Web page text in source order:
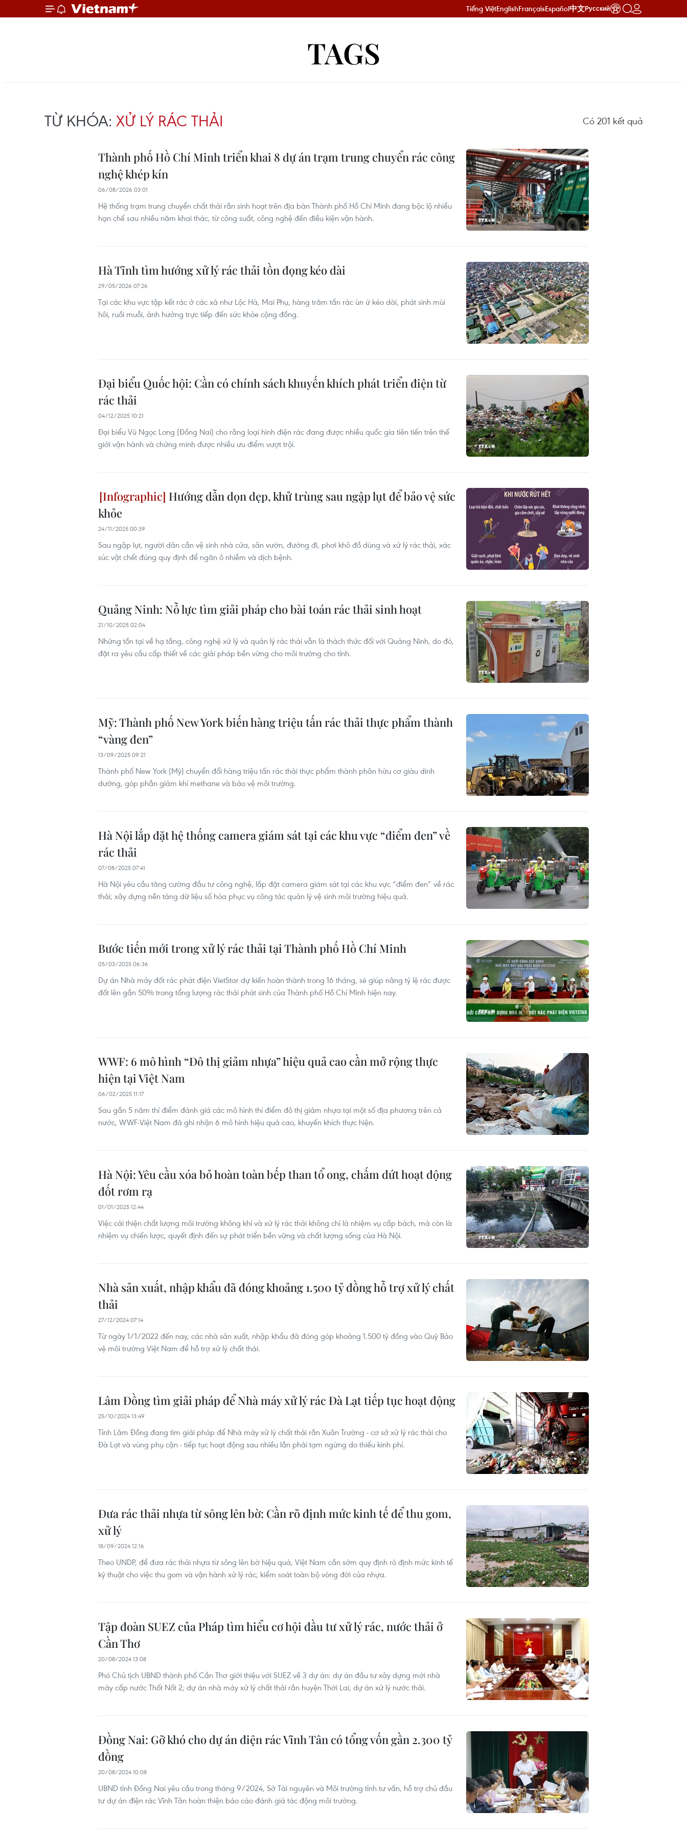
Tiếng ViệtEnglishFrançaisEspañol中文Русский
TAGS
TỪ KHÓA: XỬ LÝ RÁC THẢI Có 201 kết quả
Thành phố Hồ Chí Minh triển khai 8 dự án trạm trung chuyển rác công
nghệ khép kín
06/08/2026 03:01
Hệ thống trạm trung chuyển chất thải rắn sinh hoạt trên địa bàn Thành phố Hồ Chí Minh đang bộc lộ nhiều
hạn chế sau nhiều năm khai thác, từ công suất, công nghệ đến điều kiện vận hành.
Hà Tĩnh tìm hướng xử lý rác thải tồn đọng kéo dài
29/05/2026 07:26
Tại các khu vực tập kết rác ở các xã như Lộc Hà, Mai Phụ, hàng trăm tấn rác ùn ứ kéo dài, phát sinh mùi
hôi, ruồi muỗi, ảnh hưởng trực tiếp đến sức khỏe cộng đồng.
Đại biểu Quốc hội: Cần có chính sách khuyến khích phát triển điện từ
rác thải
04/12/2025 10:21
Đại biểu Vũ Ngọc Long (Đồng Nai) cho rằng loại hình điện rác đang được nhiều quốc gia tiên tiến trên thế
giới vận hành và chứng minh được nhiều ưu điểm vượt trội.
Hướng dẫn dọn dẹp, khử trùng sau ngập lụt để bảo vệ sức
khỏe
24/11/2025 00:39
Sau ngập lụt, người dân cần vệ sinh nhà cửa, sân vườn, đường đi, phơi khô đồ dùng và xử lý rác thải, xác
súc vật chết đúng quy định để ngăn ô nhiễm và dịch bệnh.
Quảng Ninh: Nỗ lực tìm giải pháp cho bài toán rác thải sinh hoạt
21/10/2025 02:04
Những tồn tại về hạ tầng, công nghệ xử lý và quản lý rác thải vẫn là thách thức đối với Quảng Ninh, do đó,
đặt ra yêu cầu cấp thiết về các giải pháp bền vững cho môi trường cho tỉnh.
Mỹ: Thành phố New York biến hàng triệu tấn rác thải thực phẩm thành
“vàng đen”
13/09/2025 09:21
Thành phố New York (Mỹ) chuyển đổi hàng triệu tấn rác thải thực phẩm thành phân hữu cơ giàu dinh
dưỡng, góp phần giảm khí methane và bảo vệ môi trường.
Hà Nội lắp đặt hệ thống camera giám sát tại các khu vực “điểm đen” về
rác thải
07/08/2025 07:41
Hà Nội yêu cầu tăng cường đầu tư công nghệ, lắp đặt camera giám sát tại các khu vực “điểm đen” về rác
thải; xây dựng nền tảng dữ liệu số hóa phục vụ công tác quản lý vệ sinh môi trường hiệu quả.
Bước tiến mới trong xử lý rác thải tại Thành phố Hồ Chí Minh
05/03/2025 06:36
Dự án Nhà máy đốt rác phát điện VietStar dự kiến hoàn thành trong 16 tháng, sẽ giúp nâng tỷ lệ rác được
đốt lên gần 50% trong tổng lượng rác thải phát sinh của Thành phố Hồ Chí Minh hiện nay.
WWF: 6 mô hình “Đô thị giảm nhựa” hiệu quả cao cần mở rộng thực
hiện tại Việt Nam
06/02/2025 11:17
Sau gần 5 năm thí điểm đánh giá các mô hình thí điểm đô thị giảm nhựa tại một số địa phương trên cả
nước, WWF-Việt Nam đã ghi nhận 6 mô hình hiệu quả cao, khuyến khích thực hiện.
Hà Nội: Yêu cầu xóa bỏ hoàn toàn bếp than tổ ong, chấm dứt hoạt động
đốt rơm rạ
01/01/2025 12:44
Việc cải thiện chất lượng môi trường không khí và xử lý rác thải không chỉ là nhiệm vụ cấp bách, mà còn là
nhiệm vụ chiến lược, quyết định đến sự phát triển bền vững và chất lượng sống của Hà Nội.
Nhà sản xuất, nhập khẩu đã đóng khoảng 1.500 tỷ đồng hỗ trợ xử lý chất
thải
27/12/2024 07:14
Từ ngày 1/1/2022 đến nay, các nhà sản xuất, nhập khẩu đã đóng góp khoảng 1.500 tỷ đồng vào Quỹ Bảo
vệ môi trường Việt Nam để hỗ trợ xử lý chất thải.
Lâm Đồng tìm giải pháp để Nhà máy xử lý rác Đà Lạt tiếp tục hoạt động
25/10/2024 13:49
Tỉnh Lâm Đồng đang tìm giải pháp để Nhà máy xử lý chất thải rắn Xuân Trường - cơ sở xử lý rác thải cho
Đà Lạt và vùng phụ cận - tiếp tục hoạt động sau nhiều lần phải tạm ngừng do thiếu kinh phí.
Đưa rác thải nhựa từ sông lên bờ: Cần rõ định mức kinh tế để thu gom,
xử lý
18/09/2024 12:16
Theo UNDP, để đưa rác thải nhựa từ sông lên bờ hiệu quả, Việt Nam cần sớm quy định rõ định mức kinh tế
kỹ thuật cho việc thu gom và vận hành xử lý rác; kiểm soát toàn bộ vòng đời của nhựa.
Tập đoàn SUEZ của Pháp tìm hiểu cơ hội đầu tư xử lý rác, nước thải ở
Cần Thơ
20/08/2024 13:08
Phó Chủ tịch UBND thành phố Cần Thơ giới thiệu với SUEZ về 3 dự án: dự án đầu tư xây dựng mới nhà
máy cấp nước Thốt Nốt 2; dự án nhà máy xử lý chất thải rắn huyện Thới Lai; dự án xử lý nước thải.
Đồng Nai: Gỡ khó cho dự án điện rác Vĩnh Tân có tổng vốn gần 2.300 tỷ
đồng
20/08/2024 10:08
UBND tỉnh Đồng Nai yêu cầu trong tháng 9/2024, Sở Tài nguyên và Môi trường tỉnh tư vấn, hỗ trợ chủ đầu
tư dự án điện rác Vĩnh Tân hoàn thiện báo cáo đánh giá tác động môi trường.